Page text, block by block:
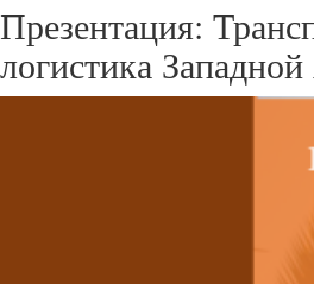
Презентация:
логистика